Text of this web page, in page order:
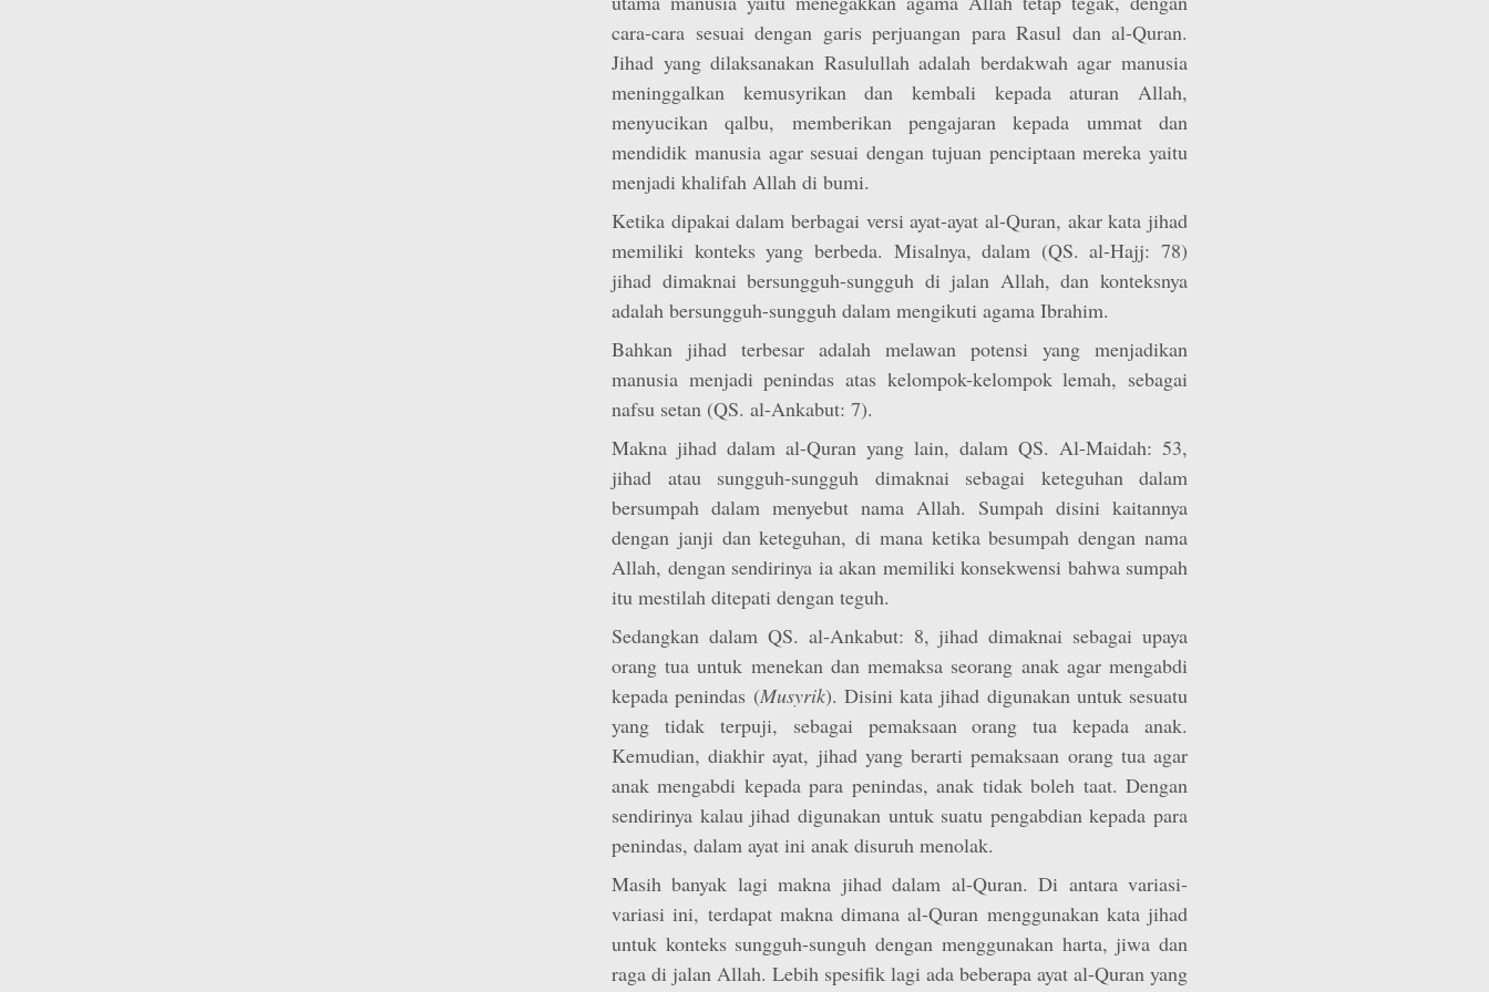
cara-cara sesuai dengan garis perjuangan para Rasul dan al-Quran.
Jihad yang dilaksanakan Rasulullah adalah berdakwah agar manusia
meninggalkan kemusyrikan dan kembali kepada aturan Allah,
menyucikan qalbu, memberikan pengajaran kepada ummat dan
mendidik manusia agar sesuai dengan tujuan penciptaan mereka yaitu
menjadi khalifah Allah di bumi.
Ketika dipakai dalam berbagai versi ayat-ayat al-Quran, akar kata jihad
memiliki konteks yang berbeda. Misalnya, dalam (QS. al-Hajj: 78)
jihad dimaknai bersungguh-sungguh di jalan Allah, dan konteksnya
adalah bersungguh-sungguh dalam mengikuti agama Ibrahim.
Bahkan jihad terbesar adalah melawan potensi yang menjadikan
manusia menjadi penindas atas kelompok-kelompok lemah, sebagai
nafsu setan (QS. al-Ankabut: 7).
Makna jihad dalam al-Quran yang lain, dalam QS. Al-Maidah: 53,
jihad atau sungguh-sungguh dimaknai sebagai keteguhan dalam
bersumpah dalam menyebut nama Allah. Sumpah disini kaitannya
dengan janji dan keteguhan, di mana ketika besumpah dengan nama
Allah, dengan sendirinya ia akan memiliki konsekwensi bahwa sumpah
itu mestilah ditepati dengan teguh.
Sedangkan dalam QS. al-Ankabut: 8, jihad dimaknai sebagai upaya
orang tua untuk menekan dan memaksa seorang anak agar mengabdi
kepada penindas (Musyrik). Disini kata jihad digunakan untuk sesuatu
yang tidak terpuji, sebagai pemaksaan orang tua kepada anak.
Kemudian, diakhir ayat, jihad yang berarti pemaksaan orang tua agar
anak mengabdi kepada para penindas, anak tidak boleh taat. Dengan
sendirinya kalau jihad digunakan untuk suatu pengabdian kepada para
penindas, dalam ayat ini anak disuruh menolak.
Masih banyak lagi makna jihad dalam al-Quran. Di antara variasi-
variasi ini, terdapat makna dimana al-Quran menggunakan kata jihad
untuk konteks sungguh-sunguh dengan menggunakan harta, jiwa dan
raga di jalan Allah. Lebih spesifik lagi ada beberapa ayat al­-Quran yang